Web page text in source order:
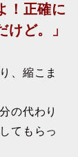
！正確に
ど。」
、縮こま
の代わり
てもらっ